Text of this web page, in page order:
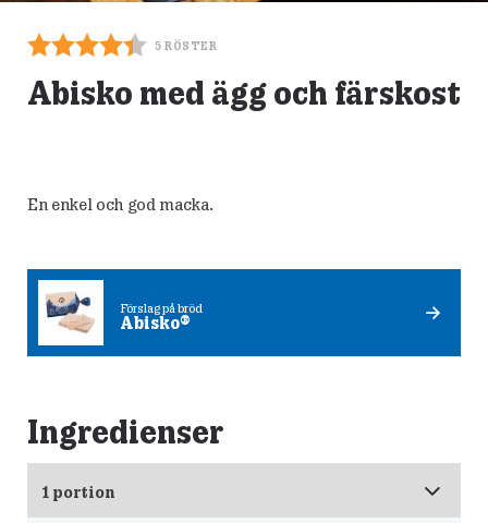
5 RÖSTER
Abisko med ägg och färskost
En enkel och god macka.
Förslag på bröd
Abisko®
Ingredienser